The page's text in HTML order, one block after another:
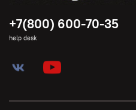
+7(800) 600-70-35
help desk